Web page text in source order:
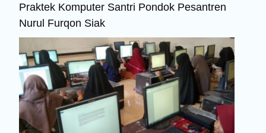
Praktek Komputer Santri Pondok Pesantren
Nurul Furqon Siak